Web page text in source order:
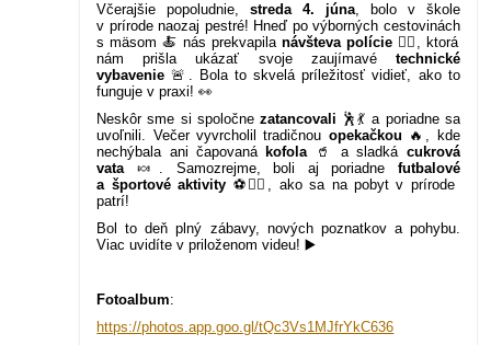
Včerajšie popoludnie,streda 4. júna, bolo v škole
v prírode naozaj pestré! Hneď po výborných cestovinách
s mäsom 🍝 nás prekvapila návšteva polície👮‍♂️, ktorá
nám prišla ukázať svoje zaujímavé technické
vybavenie 🚨. Bola to skvelá príležitosť vidieť, ako to
funguje v praxi! 👀
Neskôr sme si spoločne zatancovali 🕺💃 a poriadne sa
uvoľnili. Večer vyvrcholil tradičnou opekačkou 🔥, kde
nechýbala ani čapovaná kofola🥤 a sladká cukrová
vata🍬. Samozrejme, boli aj poriadne futbalové
a športové aktivity ⚽🏃‍♀️, ako sa na pobyt v prírode
patrí!
Bol to deň plný zábavy, nových poznatkov a pohybu.
Viac uvidíte v priloženom videu! ▶️
Fotoalbum:
https://photos.app.goo.gl/tQc3Vs1MJfrYkC636